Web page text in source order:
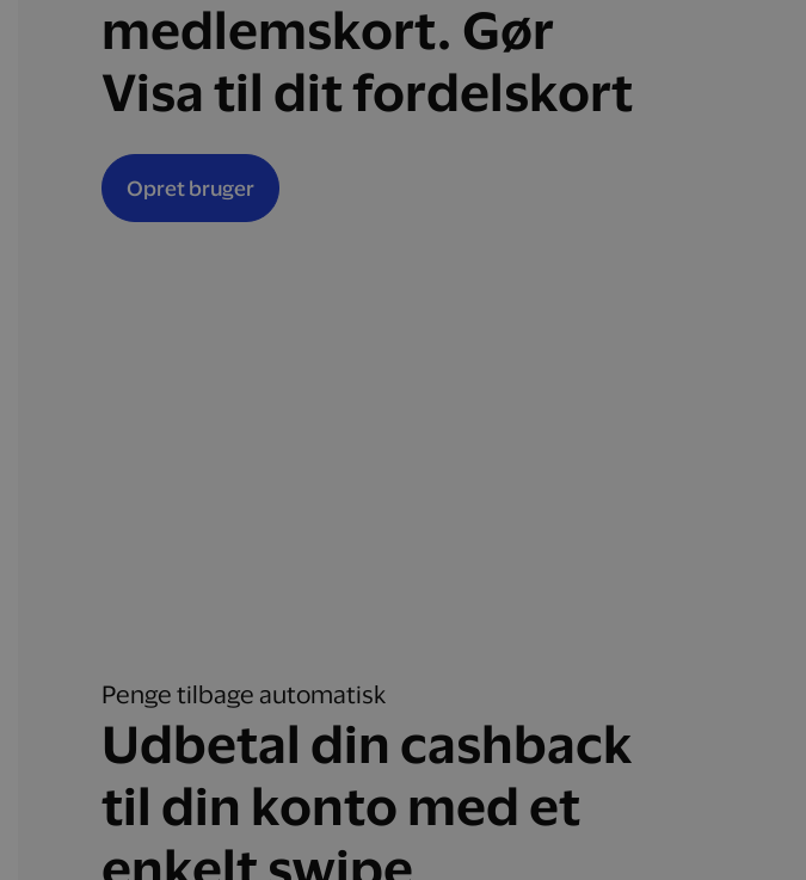
medlemskort. Gør
Visa til dit fordelskort
Opret bruger
Penge tilbage automatisk
Udbetal din cashback
til din konto med et
enkelt swipe